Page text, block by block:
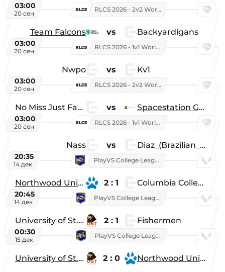
03:00
20 сен
RLCS 2026 - 2v2 World Championship
Team Falcons vs Backyardigans
03:00
20 сен
RLCS 2026 - 1v1 World Championship
Nwpo vs Kv1
03:00
20 сен
RLCS 2026 - 2v2 World Championship
No Miss Just Fake vs Spacestation Gaming
03:00
20 сен
RLCS 2026 - 1v1 World Championship
Nass vs Diaz_(Brazilian_Player)
20:35
14 дек
PlayVS College League 2025: Fall
Northwood University 2 : 1 Columbia College
20:45
14 дек
PlayVS College League 2025: Fall
University of St. Thomas 2 : 1 Fishermen
00:30
15 дек
PlayVS College League 2025: Fall
University of St. Thomas 2 : 0 Northwood University